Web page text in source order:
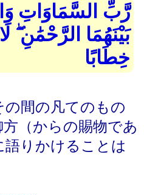
رَّبِّ السَّمَاوَاتِ
بَيْنَهُمَا الرَّحْمَٰنِ
خِطَابًا
間の凡てのもの
（からの賜物であ
語りかけることは